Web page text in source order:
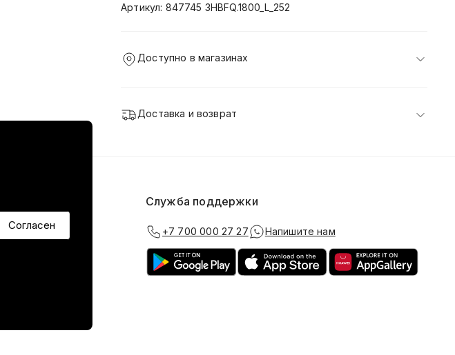
Артикул: 847745 3HBFQ.1800_L_252
Доступно в магазинах
Доставка и возврат
Согласен
соцсетях Служба поддержки
+7 700 000 27 27 Напишите нам